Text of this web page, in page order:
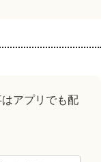
アプリでも配